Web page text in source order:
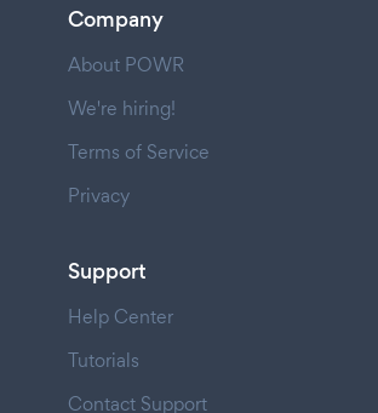
Company
About POWR
We're hiring!
Terms of Service
Privacy
Support
Help Center
Tutorials
Contact Support